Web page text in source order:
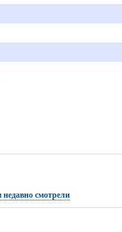
смотрели